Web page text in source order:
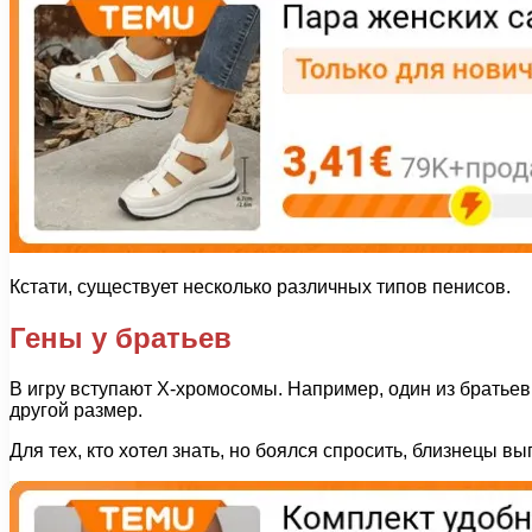
Кстати, существует несколько различных типов пенисов.
Гены у братьев
В игру вступают Х-хромосомы. Например, один из
другой размер.
Для тех, кто хотел знать, но боялся спросить, близнецы